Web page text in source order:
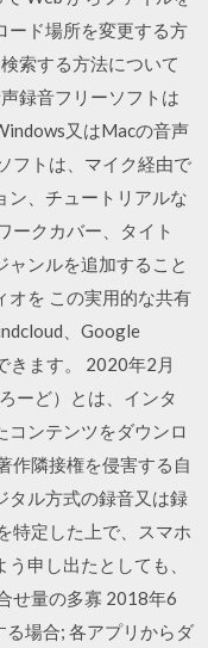
ード場所を変更する方
索する方法について
録音フリーソフトは
又はMacの音声
フトは、マイク経由で
ン、チュートリアルな
ークカバー、タイト
ャンルを追加すること
オを この実用的な共有
、Google
きます。 2020年2月
ーど）とは、インタ
コンテンツをダウンロ
作隣接権を侵害する自
タル方式の録音又は録
特定した上で、スマホ
申し出たとしても、
せ量の多寡 2018年6
場合; 各アプリからダ